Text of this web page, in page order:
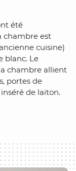
été
chambre est
cuisine)
blanc. Le
chambre allient
portes de
de laiton.